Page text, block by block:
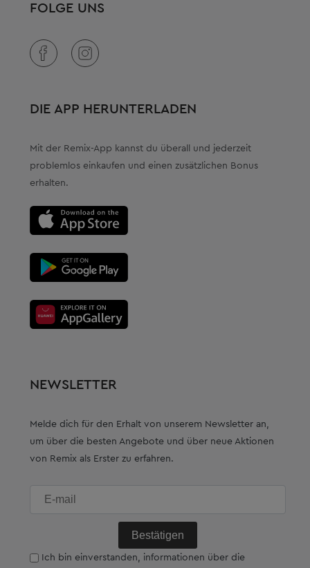
FOLGE UNS
DIE APP HERUNTERLADEN
Mit der Remix-App kannst du überall und jederzeit
problemlos einkaufen und einen zusätzlichen Bonus
erhalten.
NEWSLETTER
Melde dich für den Erhalt von unserem Newsletter an,
um über die besten Angebote und über neue Aktionen
von Remix als Erster zu erfahren.
Ich bin einverstanden, informationen über die